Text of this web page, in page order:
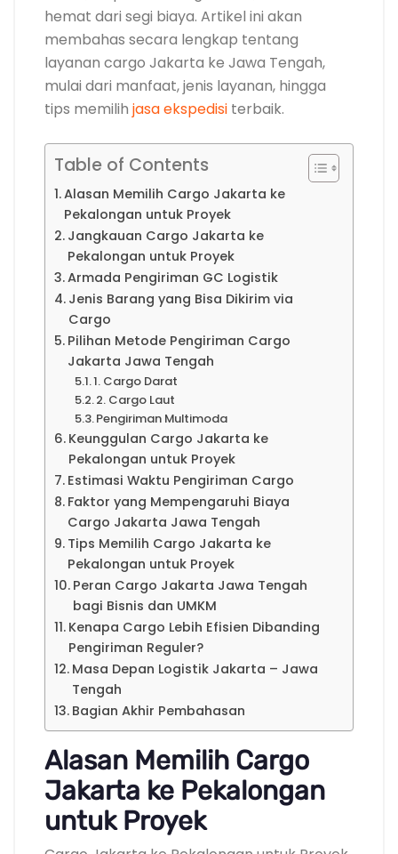
hemat dari segi biaya. Artikel ini akan
membahas secara lengkap tentang
layanan cargo Jakarta ke Jawa Tengah,
mulai dari manfaat, jenis layanan, hingga
tips memilih jasa ekspedisi terbaik.
Table of Contents
Alasan Memilih Cargo Jakarta ke
Pekalongan untuk Proyek
Jangkauan Cargo Jakarta ke
Pekalongan untuk Proyek
Armada Pengiriman GC Logistik
Jenis Barang yang Bisa Dikirim via
Cargo
Pilihan Metode Pengiriman Cargo
Jakarta Jawa Tengah
1. Cargo Darat
2. Cargo Laut
Pengiriman Multimoda
Keunggulan Cargo Jakarta ke
Pekalongan untuk Proyek
Estimasi Waktu Pengiriman Cargo
Faktor yang Mempengaruhi Biaya
Cargo Jakarta Jawa Tengah
Tips Memilih Cargo Jakarta ke
Pekalongan untuk Proyek
Peran Cargo Jakarta Jawa Tengah
bagi Bisnis dan UMKM
Kenapa Cargo Lebih Efisien Dibanding
Pengiriman Reguler?
Masa Depan Logistik Jakarta – Jawa
Tengah
Bagian Akhir Pembahasan
Alasan Memilih Cargo
Jakarta ke Pekalongan
untuk Proyek